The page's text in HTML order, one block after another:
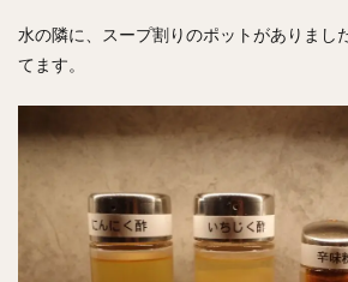
水の隣に、スープ割りのポットがありまし
てます。